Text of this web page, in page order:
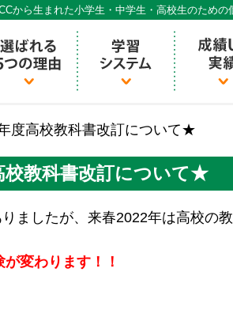
から生まれた小学生・中学生・高校生のため
別指導ECCベストワン
度高校教科書改訂について★
教科書改訂について★
ましたが、来春2022年は高校の
変わります！！